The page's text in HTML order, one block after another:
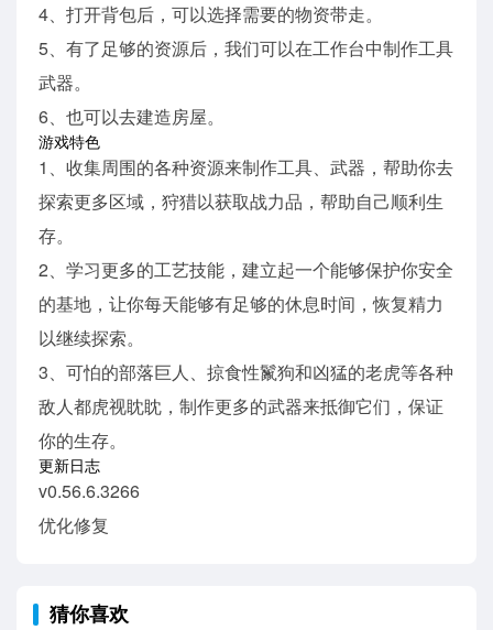
4、打开背包后，可以选择需要的物资带走。
5、有了足够的资源后，我们可以在工作台中制作工具
武器。
6、也可以去建造房屋。
游戏特色
1、收集周围的各种资源来制作工具、武器，帮助你去
探索更多区域，狩猎以获取战力品，帮助自己顺利生
存。
2、学习更多的工艺技能，建立起一个能够保护你安全
的基地，让你每天能够有足够的休息时间，恢复精力
以继续探索。
3、可怕的部落巨人、掠食性鬣狗和凶猛的老虎等各种
敌人都虎视眈眈，制作更多的武器来抵御它们，保证
你的生存。
更新日志
v0.56.6.3266
优化修复
猜你喜欢